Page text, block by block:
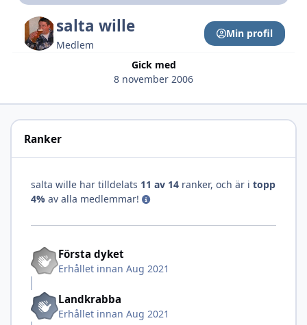
salta wille
Medlem
Gick med
8 november 2006
Min profil
Ranker
salta wille har tilldelats 11 av 14 ranker, och är i topp
4% av alla medlemmar!
Första dyket
Erhållet innan Aug 2021
Landkrabba
Erhållet innan Aug 2021